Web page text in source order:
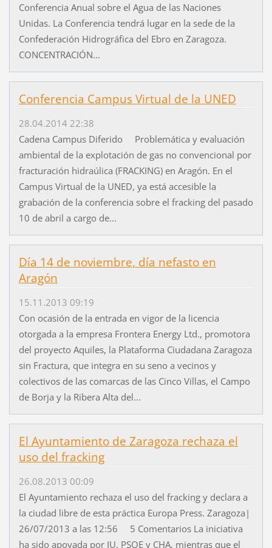
Conferencia Anual sobre el Agua de las Naciones
Unidas. La Conferencia tendrá lugar en la sede de la
Confederación Hidrográfica del Ebro en Zaragoza.
CONCENTRACIÓN...
Conferencia Campus Virtual de la UNED
28.04.2014 22:38
Cadena Campus Diferido Problemática y evaluación
ambiental de la explotación de gas no convencional por
fracturación hidraúlica (FRACKING) en Aragón. En el
Campus Virtual de la UNED, ya está accesible la
grabación de la conferencia sobre el fracking del pasado
10 de abril a cargo de...
Día 14 de noviembre, día nefasto en
Aragón
15.11.2013 09:19
Con ocasión de la entrada en vigor de la licencia
otorgada a la empresa Frontera Energy Ltd., promotora
del proyecto Aquiles, la Plataforma Ciudadana Zaragoza
sin Fractura, que integra en su seno a vecinos y
colectivos de las comarcas de las Cinco Villas, el Campo
de Borja y la Ribera Alta del...
El Ayuntamiento de Zaragoza rechaza el
uso del fracking
26.08.2013 00:09
El Ayuntamiento rechaza el uso del fracking y declara a
la ciudad libre de esta práctica Europa Press. Zaragoza|
26/07/2013 a las 12:56 5 Comentarios La iniciativa
ha sido apoyada por IU, PSOE y CHA, mientras que el